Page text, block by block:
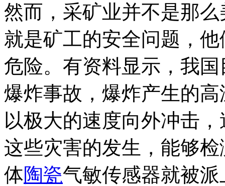
然而，采矿业并不是那
就是矿工的安全问题，
危险。有资料显示，我
爆炸事故，爆炸产生的
以极大的速度向外冲击
这些灾害的发生，能够
体陶瓷气敏传感器就被